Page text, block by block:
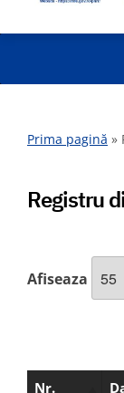
Prima pagină »
Registru
Afiseaza
Nr.